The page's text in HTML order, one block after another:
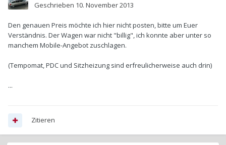
Geschrieben 10. November 2013
Den genauen Preis möchte ich hier nicht posten, bitte um Euer
Verständnis. Der Wagen war nicht "billig", ich konnte aber unter so
manchem Mobile-Angebot zuschlagen.
(Tempomat, PDC und Sitzheizung sind erfreulicherweise auch drin)
...
Zitieren